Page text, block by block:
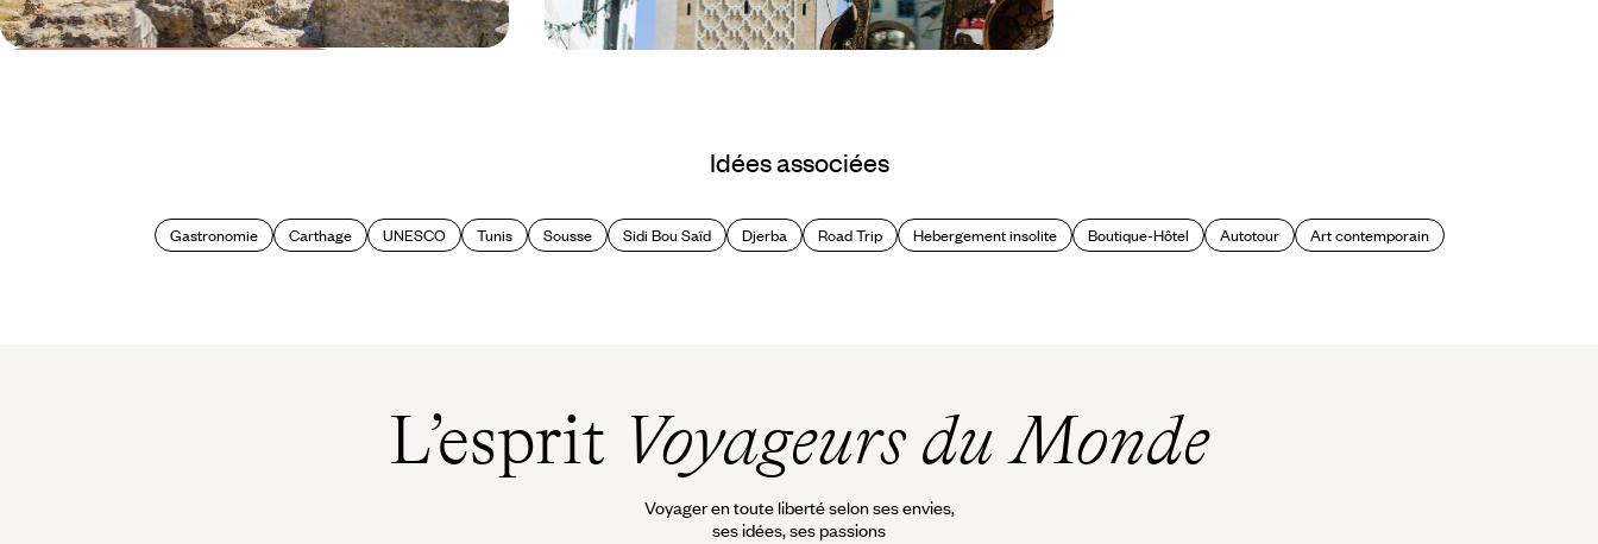
Idées associées
Gastronomie Carthage UNESCO Tunis Sousse Sidi Bou Saïd Djerba Road Trip Hebergement insolite Boutique-Hôtel Autotour Art contemporain
L’esprit Voyageurs du Monde
Voyager en toute liberté selon ses envies,
ses idées, ses passions